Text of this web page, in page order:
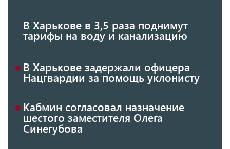
В Харькове в 3,5 раза поднимут
тарифы на воду и канализацию
В Харькове задержали офицера
Нацгвардии за помощь уклонисту
Кабмин согласовал назначение
шестого заместителя Олега
Синегубова